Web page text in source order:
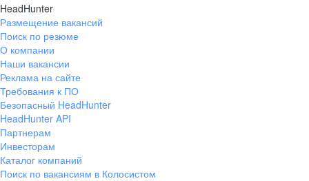
HeadHunter
Размещение вакансий
Поиск по резюме
О компании
Наши вакансии
Реклама на сайте
Требования к ПО
Безопасный HeadHunter
HeadHunter API
Партнерам
Инвесторам
Каталог компаний
Поиск по вакансиям в Колосистом